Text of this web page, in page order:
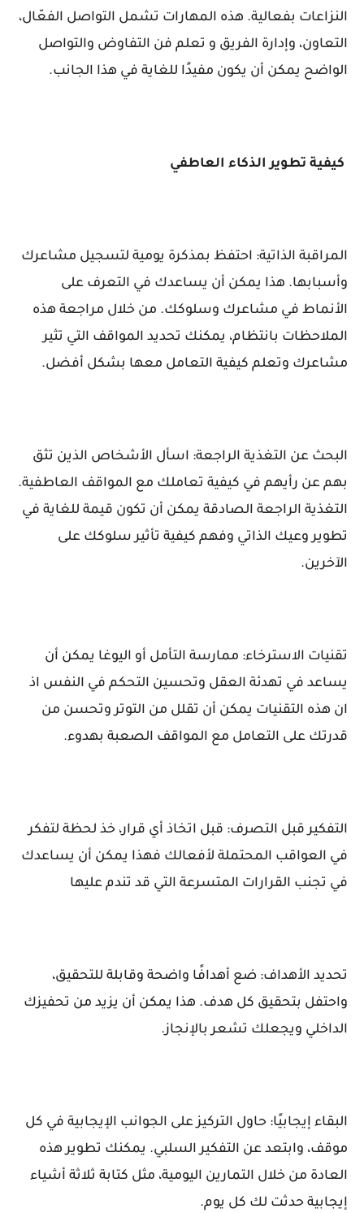
النزاعات بفعالية. هذه المهارات تشمل التواصل الفعّال،
التعاون، وإدارة الفريق و تعلم فن التفاوض والتواصل
الواضح يمكن أن يكون مفيدًا للغاية في هذا الجانب.
كيفية تطوير الذكاء العاطفي
المراقبة الذاتية: احتفظ بمذكرة يومية لتسجيل مشاعرك
وأسبابها. هذا يمكن أن يساعدك في التعرف على
الأنماط في مشاعرك وسلوكك. من خلال مراجعة هذه
الملاحظات بانتظام، يمكنك تحديد المواقف التي تثير
مشاعرك وتعلم كيفية التعامل معها بشكل أفضل.
البحث عن التغذية الراجعة: اسأل الأشخاص الذين تثق
بهم عن رأيهم في كيفية تعاملك مع المواقف العاطفية.
التغذية الراجعة الصادقة يمكن أن تكون قيمة للغاية في
تطوير وعيك الذاتي وفهم كيفية تأثير سلوكك على
الآخرين.
تقنيات الاسترخاء: ممارسة التأمل أو اليوغا يمكن أن
يساعد في تهدئة العقل وتحسين التحكم في النفس اذ
ان هذه التقنيات يمكن أن تقلل من التوتر وتحسن من
قدرتك على التعامل مع المواقف الصعبة بهدوء.
التفكير قبل التصرف: قبل اتخاذ أي قرار، خذ لحظة لتفكر
في العواقب المحتملة لأفعالك فهذا يمكن أن يساعدك
في تجنب القرارات المتسرعة التي قد تندم عليها
تحديد الأهداف: ضع أهدافًا واضحة وقابلة للتحقيق،
واحتفل بتحقيق كل هدف. هذا يمكن أن يزيد من تحفيزك
الداخلي ويجعلك تشعر بالإنجاز.
البقاء إيجابيًا: حاول التركيز على الجوانب الإيجابية في كل
موقف، وابتعد عن التفكير السلبي. يمكنك تطوير هذه
العادة من خلال التمارين اليومية، مثل كتابة ثلاثة أشياء
إيجابية حدثت لك كل يوم.